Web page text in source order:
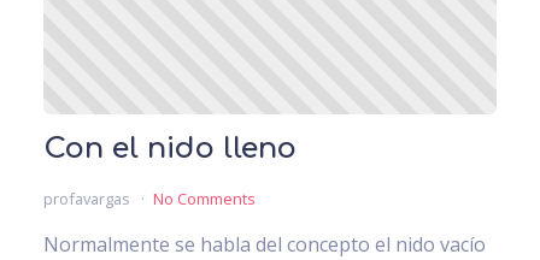
Con el nido lleno
profavargas No Comments
Normalmente se habla del concepto el nido vacío